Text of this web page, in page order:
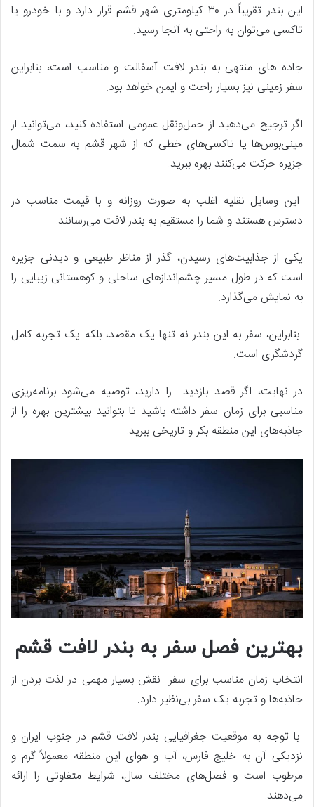
این بندر تقریباً در ۳۰ کیلومتری شهر قشم قرار دارد و با خودرو یا
تاکسی می‌توان به راحتی به آنجا رسید.
جاده‌ های منتهی به بندر لافت آسفالت و مناسب است، بنابراین
سفر زمینی نیز بسیار راحت و ایمن خواهد بود.
اگر ترجیح می‌دهید از حمل‌ونقل عمومی استفاده کنید، می‌توانید از
مینی‌بوس‌ها یا تاکسی‌های خطی که از شهر قشم به سمت شمال
جزیره حرکت می‌کنند بهره ببرید.
این وسایل نقلیه اغلب به صورت روزانه و با قیمت مناسب در
دسترس هستند و شما را مستقیم به بندر لافت می‌رسانند.
یکی از جذابیت‌های رسیدن، گذر از مناظر طبیعی و دیدنی جزیره
است که در طول مسیر چشم‌اندازهای ساحلی و کوهستانی زیبایی را
به نمایش می‌گذارد.
بنابراین، سفر به این بندر نه تنها یک مقصد، بلکه یک تجربه کامل
گردشگری است.
در نهایت، اگر قصد بازدید را دارید، توصیه می‌شود برنامه‌ریزی
مناسبی برای زمان سفر داشته باشید تا بتوانید بیشترین بهره را از
جاذبه‌های این منطقه بکر و تاریخی ببرید.
بهترین فصل سفر به بندر لافت قشم
انتخاب زمان مناسب برای سفر نقش بسیار مهمی در لذت بردن از
جاذبه‌ها و تجربه یک سفر بی‌نظیر دارد.
با توجه به موقعیت جغرافیایی بندر لافت قشم در جنوب ایران و
نزدیکی آن به خلیج فارس، آب و هوای این منطقه معمولاً گرم و
مرطوب است و فصل‌های مختلف سال، شرایط متفاوتی را ارائه
می‌دهند.